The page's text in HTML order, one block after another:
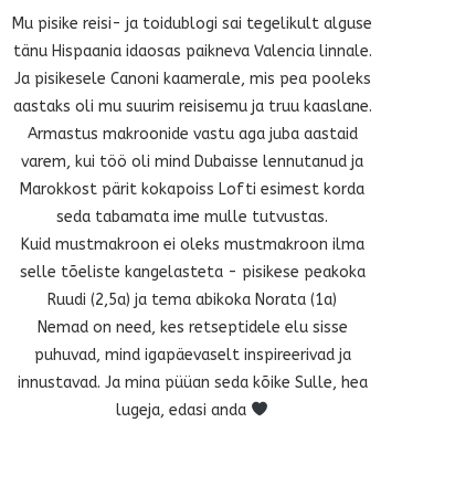
Mu pisike reisi- ja toidublogi sai tegelikult alguse
tänu Hispaania idaosas paikneva Valencia linnale.
Ja pisikesele Canoni kaamerale, mis pea pooleks
aastaks oli mu suurim reisisemu ja truu kaaslane.
Armastus makroonide vastu aga juba aastaid
varem, kui töö oli mind Dubaisse lennutanud ja
Marokkost pärit kokapoiss Lofti esimest korda
seda tabamata ime mulle tutvustas.
Kuid mustmakroon ei oleks mustmakroon ilma
selle tõeliste kangelasteta - pisikese peakoka
Ruudi (2,5a) ja tema abikoka Norata (1a)
Nemad on need, kes retseptidele elu sisse
puhuvad, mind igapäevaselt inspireerivad ja
innustavad. Ja mina püüan seda kõike Sulle, hea
lugeja, edasi anda